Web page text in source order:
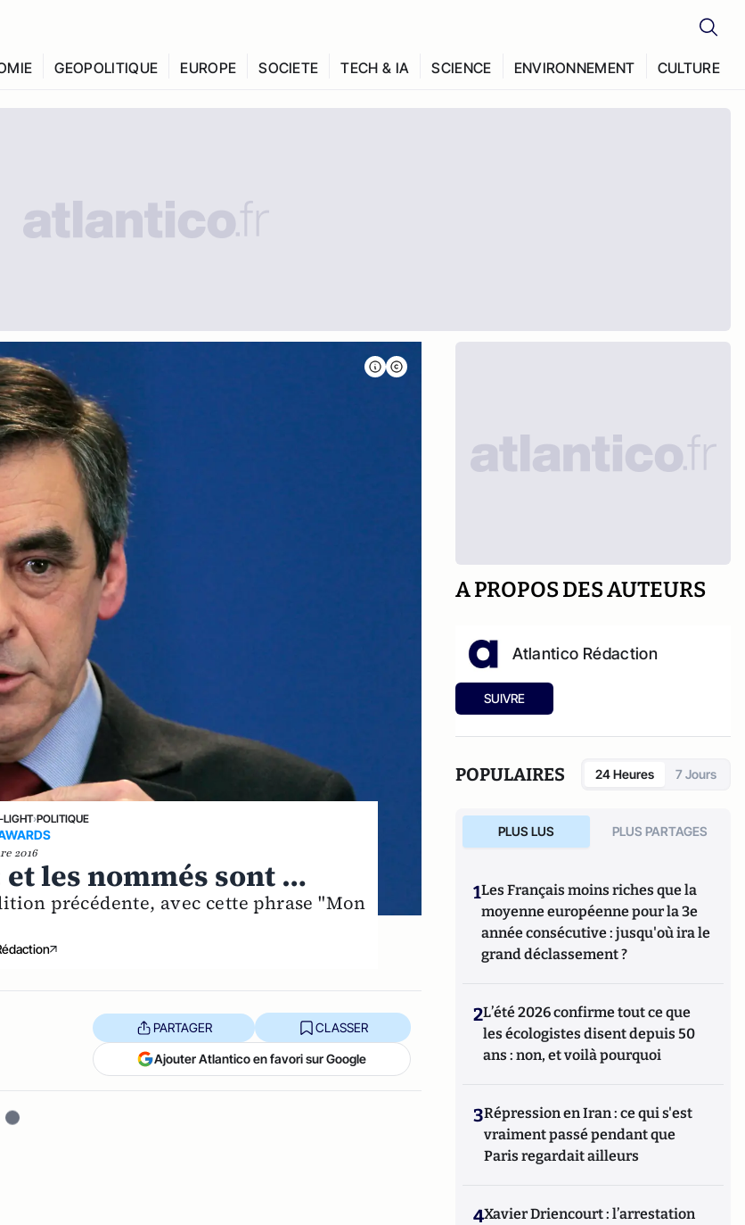
GEOPOLITIQUE EUROPE SOCIETE TECH & IA SCIENCE ENVIRONNEMENT CULTURE
LIGHT›POLITIQUE
2016
les nommés sont …
précédente, avec cette phrase "Mon
PARTAGER CLASSER
Ajouter Atlantico en favori sur Google
A PROPOS DES AUTEURS
Atlantico Rédaction
SUIVRE
POPULAIRES 24 Heures 7 Jours
PLUS LUS PLUS PARTAGES
1Les Français moins riches que la
moyenne européenne pour la 3e
année consécutive : jusqu'où ira le
grand déclassement ?
2L’été 2026 confirme tout ce que
les écologistes disent depuis 50
ans : non, et voilà pourquoi
3Répression en Iran : ce qui s'est
vraiment passé pendant que
Paris regardait ailleurs
4Xavier Driencourt : l’arrestation